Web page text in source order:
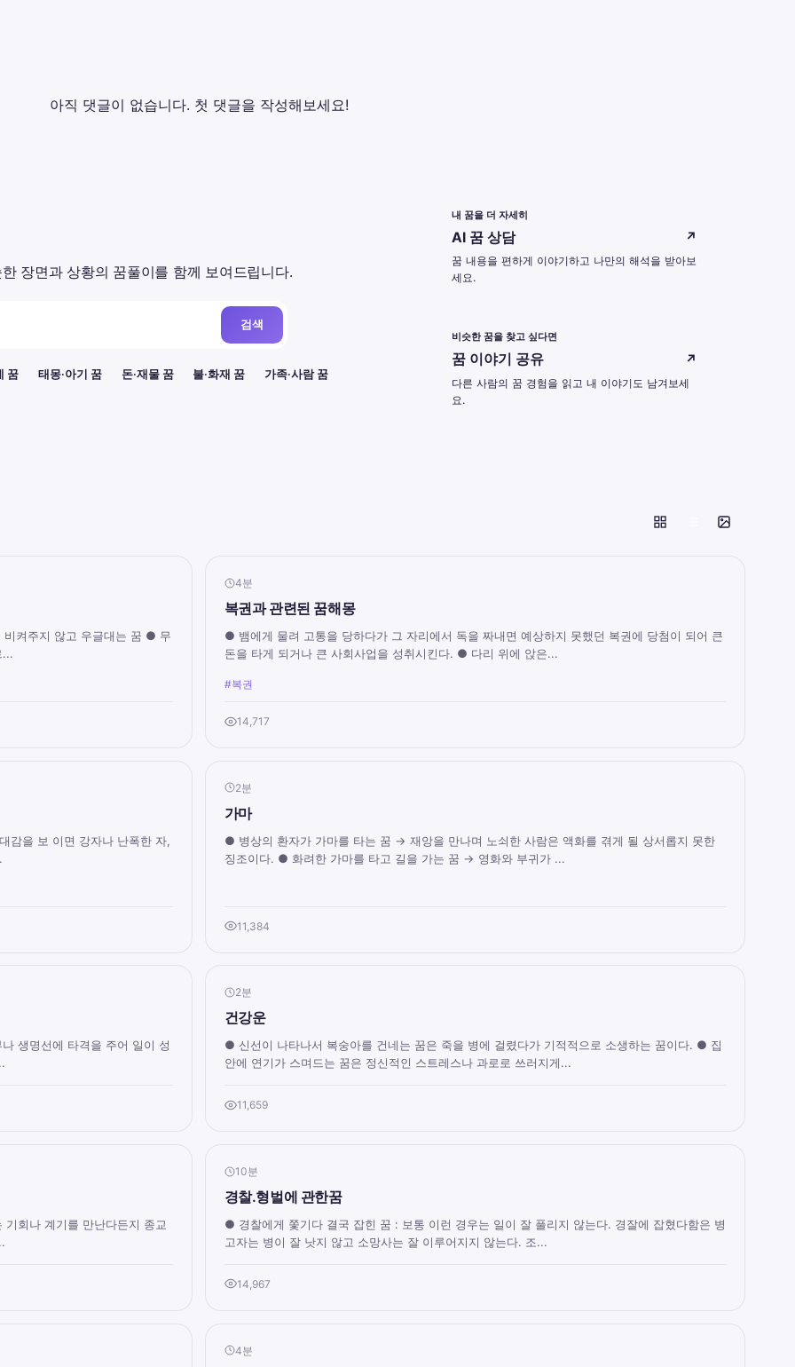
아직 댓글이 없습니다. 첫 댓글을 작성해보세요!
장면과 상황의 꿈풀이를 함께 보여드립니다.
검색
꿈 태몽·아기 꿈 돈·재물 꿈 불·화재 꿈 가족·사람 꿈
내 꿈을 더 자세히
AI 꿈 상담 ↗
꿈 내용을 편하게 이야기하고 나만의 해석을 받아보
세요.
비슷한 꿈을 찾고 싶다면
꿈 이야기 공유 ↗
다른 사람의 꿈 경험을 읽고 내 이야기도 남겨보세
요.
켜주지 않고 우글대는 꿈 ● 무
...
4분
복권과 관련된 꿈해몽
● 뱀에게 물려 고통을 당하다가 그 자리에서 독을 짜내면 예상하지 못했던 복권에 당첨이 되어 큰
돈을 타게 되거나 큰 사회사업을 성취시킨다. ● 다리 위에 앉은...
#복권
14,717
감을 보 이면 강자나 난폭한 자,
2분
가마
● 병상의 환자가 가마를 타는 꿈 → 재앙을 만나며 노쇠한 사람은 액화를 겪게 될 상서롭지 못한
징조이다. ● 화려한 가마를 타고 길을 가는 꿈 → 영화와 부귀가 ...
11,384
생명선에 타격을 주어 일이 성
2분
건강운
● 신선이 나타나서 복숭아를 건네는 꿈은 죽을 병에 걸렸다가 기적적으로 소생하는 꿈이다. ● 집
안에 연기가 스며드는 꿈은 정신적인 스트레스나 과로로 쓰러지게...
11,659
회나 계기를 만난다든지 종교
10분
경찰.형벌에 관한꿈
● 경찰에게 쫓기다 결국 잡힌 꿈 : 보통 이런 경우는 일이 잘 풀리지 않는다. 경잘에 잡혔다함은 병
고자는 병이 잘 낫지 않고 소망사는 잘 이루어지지 않는다. 조...
14,967
4분